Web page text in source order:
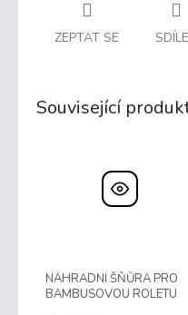
ZEPTAT SE
Související
NÁHRADNÍ ŠŇŮRA PRO
BAMBUSOVOU ROLETU